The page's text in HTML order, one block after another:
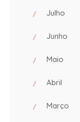
Julho
Junho
Maio
Abril
Março